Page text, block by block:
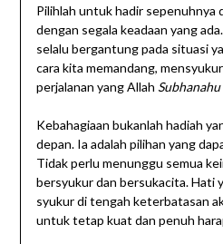
Pilihlah untuk hadir sepenuhnya
dengan segala keadaan yang
selalu bergantung pada situasi
cara kita memandang,
perjalanan yang Allah Subhanahu
Kebahagiaan bukanlah hadiah
depan. Ia adalah pilihan yang
Tidak perlu menunggu semua
bersyukur dan bersukacita. Hati
syukur di tengah keterbatasan
untuk tetap kuat dan penuh